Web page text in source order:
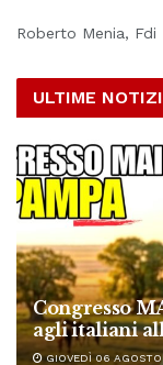
Roberto Menia, Fdi
ULTIME
Congresso
agli italiani
GIOVEDÌ 06